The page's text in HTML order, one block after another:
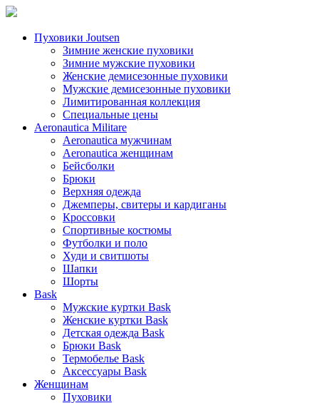
Пуховики Joutsen
Зимние женские пуховики
Зимние мужские пуховики
Женские демисезонные пуховики
Мужские демисезонные пуховики
Лимитированная коллекция
Специальные цены
Aeronautica Militare
Aeronautica мужчинам
Aeronautica женщинам
Бейсболки
Брюки
Верхняя одежда
Джемперы, свитеры и кардиганы
Кроссовки
Спортивные костюмы
Футболки и поло
Худи и свитшоты
Шапки
Шорты
Bask
Мужские куртки Bask
Женские куртки Bask
Детская одежда Bask
Брюки Bask
Термобелье Bask
Аксессуары Bask
Женщинам
Пуховики